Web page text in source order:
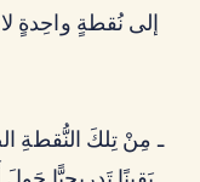
إلى نُقطةٍ واحِدةٍ
ـ مِنْ تِلكَ النُّقطةِ